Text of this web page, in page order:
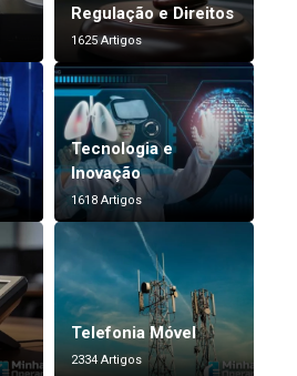
Regulação e Direitos
1625 Artigos
Tecnologia e
Inovação
1618 Artigos
Telefonia Móvel
2334 Artigos